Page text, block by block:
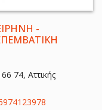
-
74, Αττικής